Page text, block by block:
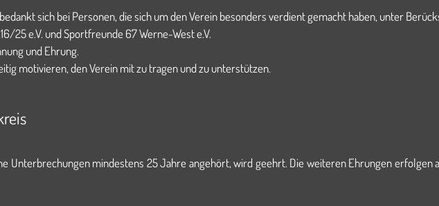
sich bei Personen, die sich um den Verein besonders verdient gemacht haben, unter
25 e.V. und Sportfreunde 67 Werne-West e.V.
und Ehrung.
motivieren, den Verein mit zu tragen und zu unterstützen.
Unterbrechungen mindestens 25 Jahre angehört, wird geehrt. Die weiteren Ehrungen